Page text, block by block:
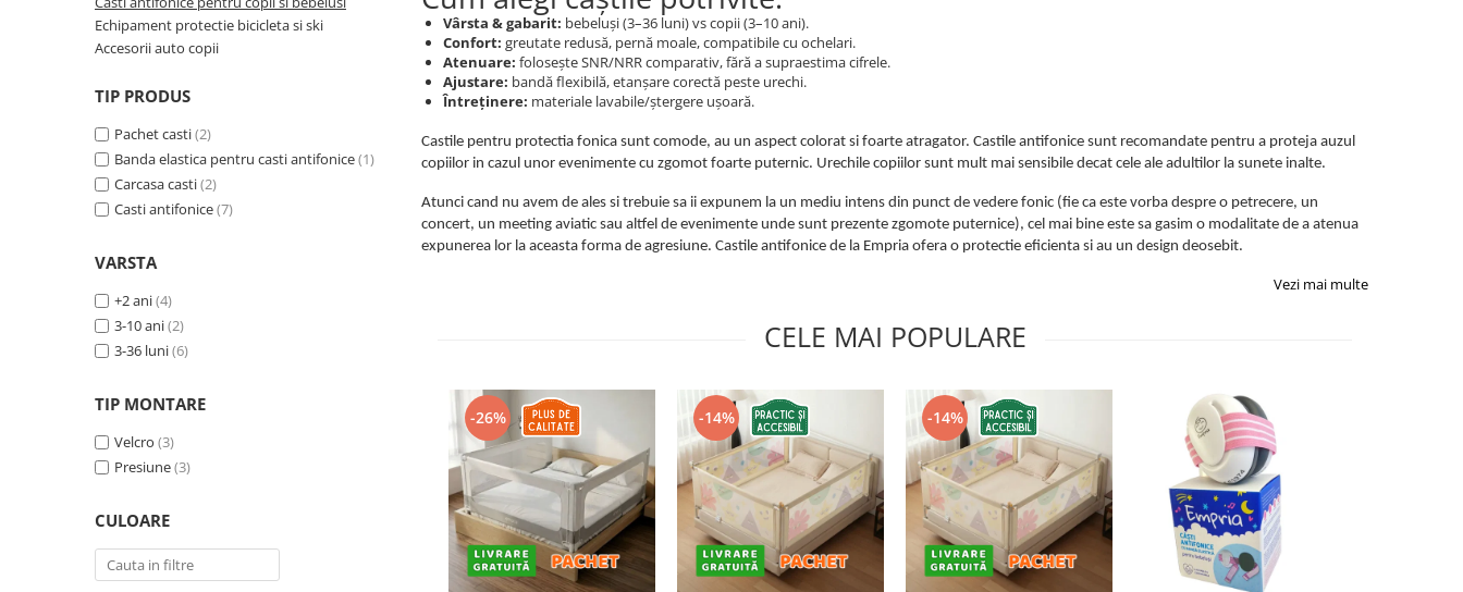
Kituri de siguranta pentru copii si
Protectii casa
Poarta siguranta copii
Deflectoare pentru aer conditionat
Casti antifonice pentru copii si
Echipament protectie bicicleta si
Accesorii auto copii
Haine & accesorii plaja
Haine plaja / inot
Ochelari de soare
Accesorii plaja
Puericultura mare
Vârsta & gabarit: bebeluși (3–36 luni) vs copii (3–10 ani).
Confort: greutate redusă, pernă moale, compatibile cu ochelari.
Atenuare: folosește SNR/NRR comparativ, fără a supraestima cifrele.
Ajustare: bandă flexibilă, etanșare corectă peste urechi.
Întreținere: materiale lavabile/ștergere ușoară.
Castile pentru protectia fonica sunt comode, au un aspect colorat si foarte atragator. Castile antifonice sunt recomandate pentru a proteja auzul
copiilor in cazul unor evenimente cu zgomot foarte puternic. Urechile copiilor sunt mult mai sensibile decat cele ale adultilor la sunete inalte.
Atunci cand nu avem de ales si trebuie sa ii expunem la un mediu intens din punct de vedere fonic (fie ca este vorba despre o petrecere, un
concert, un meeting aviatic sau altfel de evenimente unde sunt prezente zgomote puternice), cel mai bine este sa gasim o modalitate de a atenua
expunerea lor la aceasta forma de agresiune. Castile antifonice de la Empria ofera o protectie eficienta si au un design deosebit.
Vezi mai multe
Echipament protectie bicicleta si ski
Accesorii auto copii
TIP PRODUS
Pachet casti(2)
Banda elastica pentru casti antifonice(1)
Carcasa casti(2)
Casti antifonice(7)
VARSTA
+2 ani(4)
3-10 ani(2)
3-36 luni(6)
TIP MONTARE
Velcro (3)
Presiune(3)
CULOARE
CELE MAI POPULARE
-26% -14% -14%